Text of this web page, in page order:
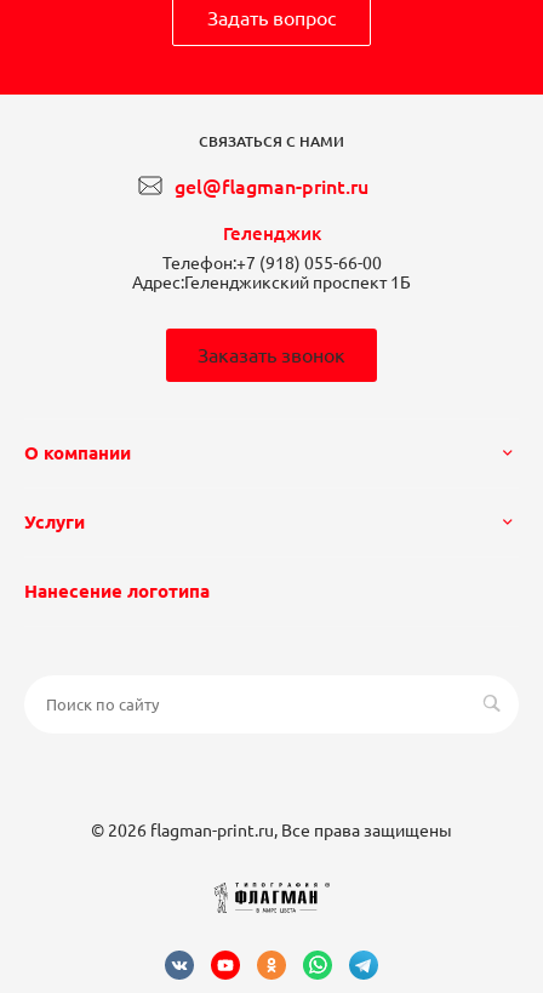
Задать вопрос
СВЯЗАТЬСЯ С НАМИ
gel@flagman-print.ru
Геленджик
Телефон:+7 (918) 055-66-00
Адрес:Геленджикский проспект 1Б
Заказать звонок
О компании
Услуги
Нанесение логотипа
© 2026 flagman-print.ru, Все права защищены